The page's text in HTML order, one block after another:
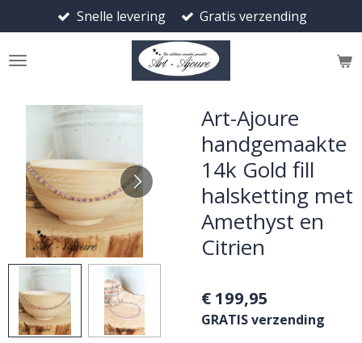
direct
naar
Snelle levering Gratis verzending
Art-Ajoure
handgemaakte
14k Gold fill
halsketting met
Amethyst en
Citrien
€ 199,95
GRATIS verzending